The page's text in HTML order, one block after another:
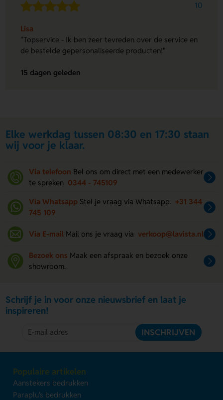
10
Lisa
"Topservice - Ik ben zeer tevreden over de service en
de bestelde gepersonaliseerde producten!"
15 dagen geleden
Elke werkdag tussen 08:30 en 17:30 staan
wij voor je klaar.
Via telefoon Bel ons om direct met een medewerker
te spreken 0344 - 745109
Via Whatsapp Stel je vraag via Whatsapp. +31 344
745 109
Via E-mail Mail ons je vraag via verkoop@lavista.nl
Bezoek ons Maak een afspraak en bezoek onze
showroom.
Schrijf je in voor onze nieuwsbrief en laat je
inspireren!
INSCHRIJVEN
Populaire artikelen
Aanstekers bedrukken
Paraplu's bedrukken